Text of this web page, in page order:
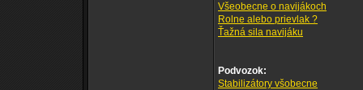
Všeobecne o navijákoch
Rolne alebo prievlak ?
Ťažná sila navijáku
Podvozok:
Stabilizátory všobecne